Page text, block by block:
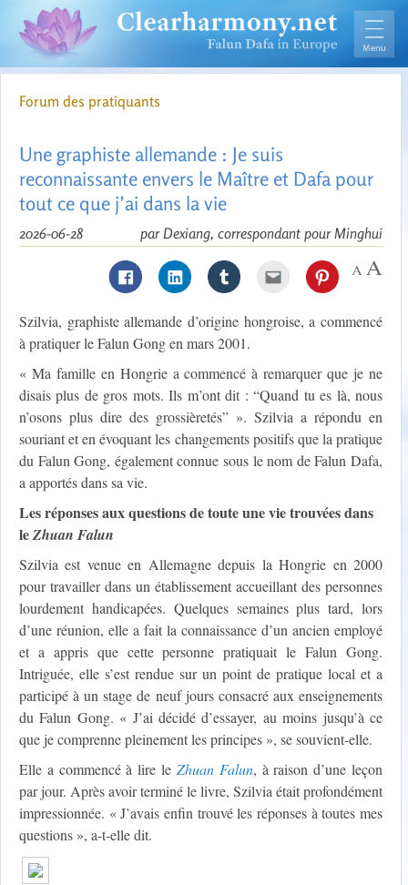
Forum des pratiquants
Une graphiste allemande : Je suis
reconnaissante envers le Maître et Dafa pour
tout ce que j’ai dans la vie
par Dexiang, correspondant pour Minghui
2026-06-28
Szilvia, graphiste allemande d’origine hongroise, a commencé
à pratiquer le Falun Gong en mars 2001.
« Ma famille en Hongrie a commencé à remarquer que je ne
disais plus de gros mots. Ils m’ont dit : “Quand tu es là, nous
n’osons plus dire des grossièretés” ». Szilvia a répondu en
souriant et en évoquant les changements positifs que la pratique
du Falun Gong, également connue sous le nom de Falun Dafa,
a apportés dans sa vie.
Les réponses aux questions de toute une vie trouvées dans
leZhuan Falun
Szilvia est venue en Allemagne depuis la Hongrie en 2000
pour travailler dans un établissement accueillant des personnes
lourdement handicapées. Quelques semaines plus tard, lors
d’une réunion, elle a fait la connaissance d’un ancien employé
et a appris que cette personne pratiquait le Falun Gong.
Intriguée, elle s’est rendue sur un point de pratique local et a
participé à un stage de neuf jours consacré aux enseignements
du Falun Gong. « J’ai décidé d’essayer, au moins jusqu’à ce
que je comprenne pleinement les principes », se souvient-elle.
Elle a commencé à lire le Zhuan Falun, à raison d’une leçon
par jour. Après avoir terminé le livre, Szilvia était profondément
impressionnée. « J’avais enfin trouvé les réponses à toutes mes
questions », a-t-elle dit.